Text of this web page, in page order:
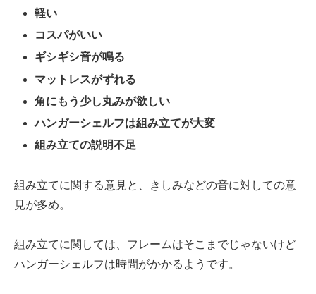
軽い
コスパがいい
ギシギシ音が鳴る
マットレスがずれる
角にもう少し丸みが欲しい
ハンガーシェルフは組み立てが大変
組み立ての説明不足
組み立てに関する意見と、きしみなどの音に対しての意
見が多め。
組み立てに関しては、フレームはそこまでじゃないけど
ハンガーシェルフは時間がかかるようです。